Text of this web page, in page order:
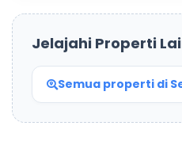
Jelajahi Properti
Semua properti di